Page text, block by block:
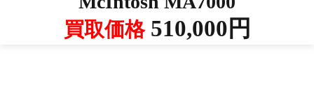
買取価格510,000円